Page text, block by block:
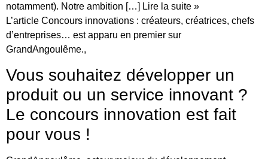
notamment). Notre ambition […] Lire la suite »
L’article Concours innovations : créateurs, créatrices, chefs
d’entreprises… est apparu en premier sur
GrandAngoulême.,
Vous souhaitez développer un
produit ou un service innovant ?
Le concours innovation est fait
pour vous !